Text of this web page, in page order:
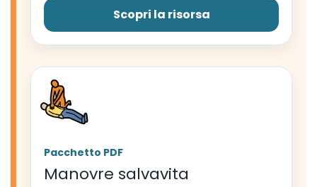
Scopri la risorsa
Pacchetto PDF
Manovre salvavita